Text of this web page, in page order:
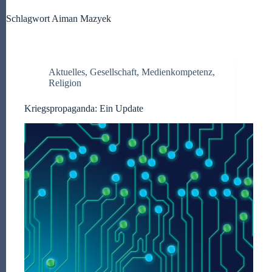
Schlagwort Aiman Mazyek
Aktuelles, Gesellschaft, Medienkompetenz,
Religion
Kriegspropaganda: Ein Update